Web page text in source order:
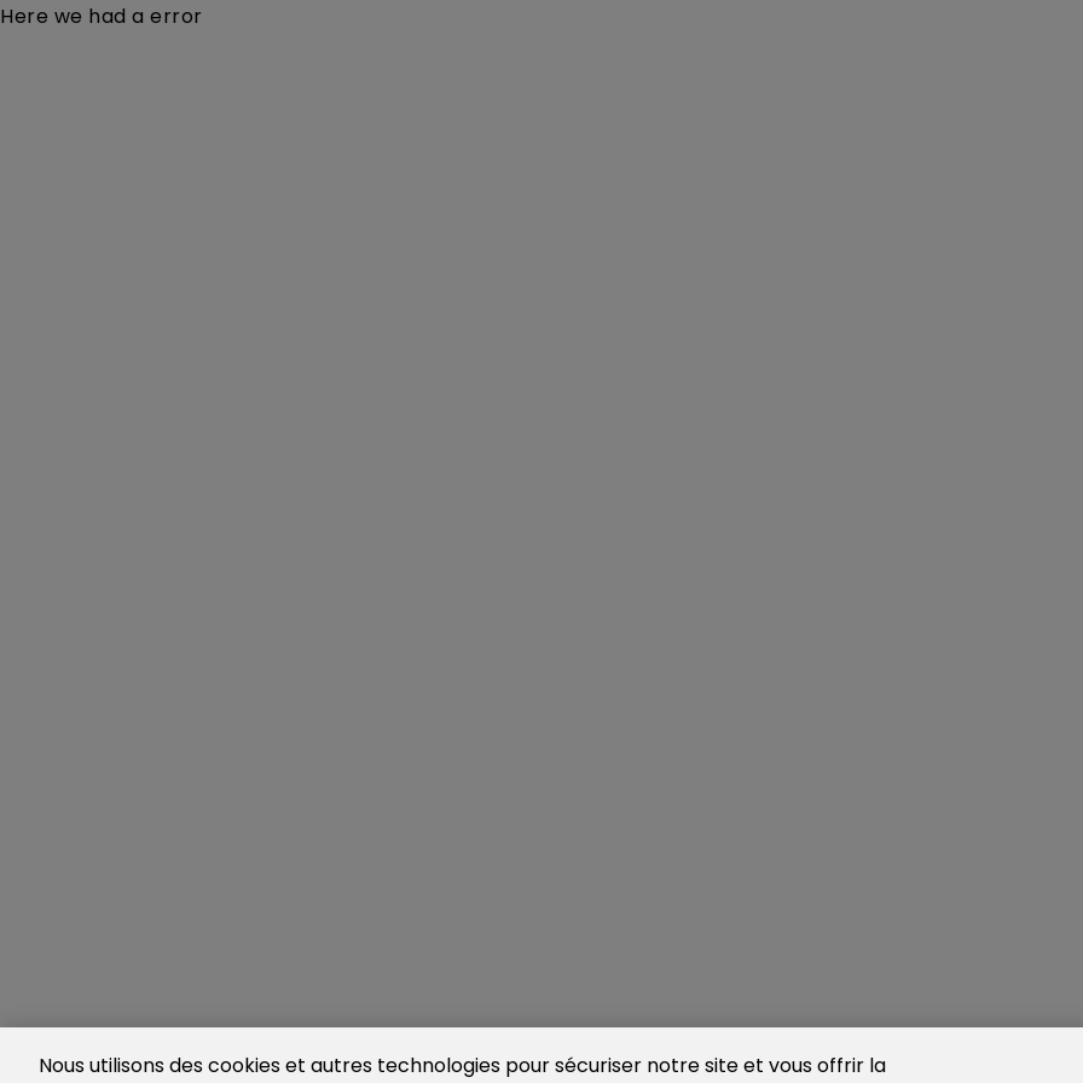
Here we had a error
Nous utilisons des cookies et autres technologies pour sécuriser notre site et vous offrir la